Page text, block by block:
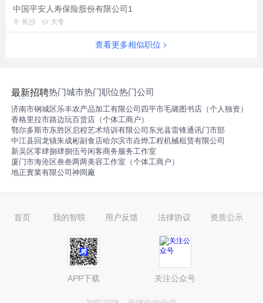
中国平安人寿保险股份有限公司1
长沙 大专
查看更多相似职位
最新招聘热门城市热门职位热门公司
济南市钢城区乐丰农产品加工有限公司 四平市毛璐图书店（个人独资）
香格里拉市路边玩百货店（个体工商户）
鄂尔多斯市东胜区启程艺术培训有限公司 东光县雷锋通讯门市部
中江县回龙镇朱成彬副食店哈尔滨市垚烨工程机械租赁有限公司
新吴区零肆捌肆捌伍号闲客商务服务工作室
厦门市海沧区叁叁两两美容工作室（个体工商户）
地正實業有限公司神岡廠
首页 我的智联 用户反馈 法律协议 资质公示
APP下载 关注公众号